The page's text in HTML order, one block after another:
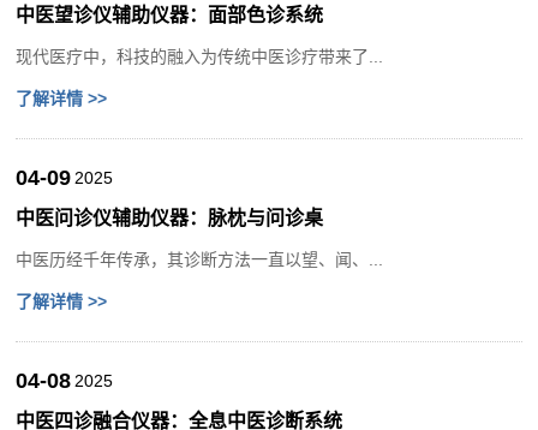
中医望诊仪辅助仪器：面部色诊系统
现代医疗中，科技的融入为传统中医诊疗带来了...
了解详情 >>
04-09 2025
中医问诊仪辅助仪器：脉枕与问诊桌
中医历经千年传承，其诊断方法一直以望、闻、...
了解详情 >>
04-08 2025
中医四诊融合仪器：全息中医诊断系统